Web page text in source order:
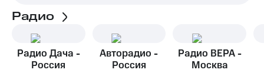
Радио
Радио Дача -
Россия
Авторадио -
Россия
Радио ВЕРА -
Москва